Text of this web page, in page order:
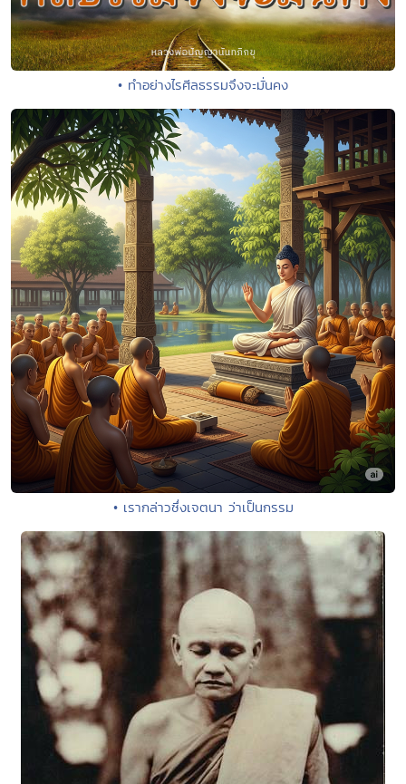
• ทำอย่างไรศีลธรรมจึงจะมั่นคง
• เรากล่าวซึ่งเจตนา ว่าเป็นกรรม